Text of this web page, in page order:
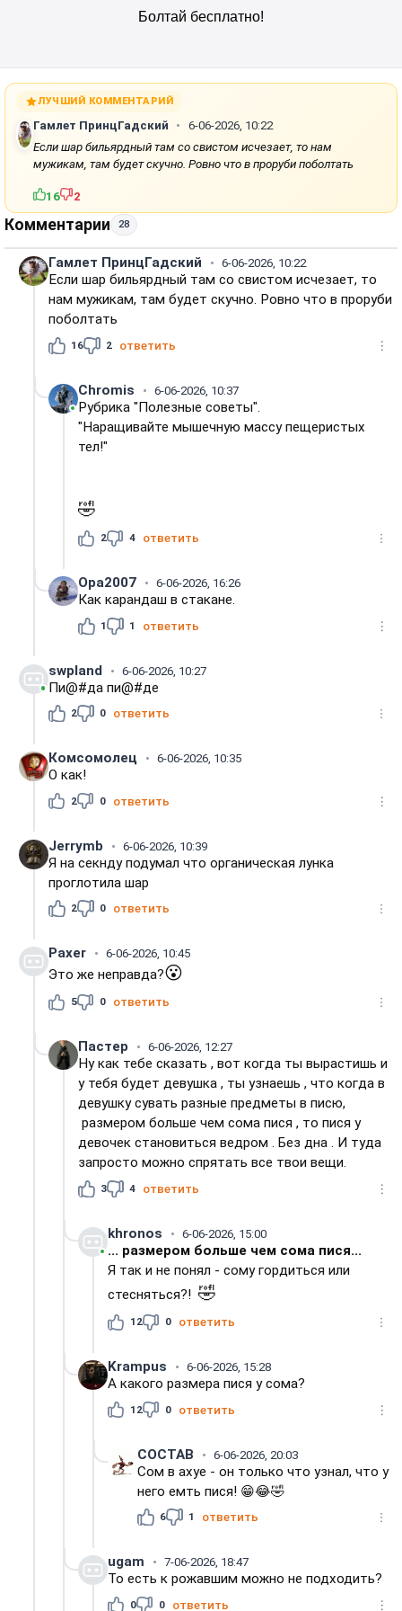
ЛУЧШИЙ КОММЕНТАРИЙ
Гамлет ПринцГадский
6-06-2026, 10:22
Если шар бильярдный там со свистом исчезает, то нам
мужикам, там будет скучно. Ровно что в проруби поболтать
16 2
Комментарии 28
Гамлет ПринцГадский 6-06-2026, 10:22
Если шар бильярдный там со свистом исчезает, то
нам мужикам, там будет скучно. Ровно что в проруби
поболтать
16 2 ответить
Chromis 6-06-2026, 10:37
Рубрика "Полезные советы".
"Наращивайте мышечную массу пещеристых
тел!"
🤣
2 4 ответить
Opa2007 6-06-2026, 16:26
Как карандаш в стакане.
1 1 ответить
swpland 6-06-2026, 10:27
Пи@#да пи@#де
2 0 ответить
Комсомолец 6-06-2026, 10:35
О как!
2 0 ответить
Jerrymb 6-06-2026, 10:39
Я на секнду подумал что органическая лунка
проглотила шар
2 0 ответить
Paxer 6-06-2026, 10:45
Это же неправда?😮
5 0 ответить
Пастер 6-06-2026, 12:27
Ну как тебе сказать , вот когда ты вырастишь и
у тебя будет девушка , ты узнаешь , что когда в
девушку сувать разные предметы в писю,
размером больше чем сома пися , то пися у
девочек становиться ведром . Без дна . И туда
запросто можно спрятать все твои вещи.
3 4 ответить
khronos 6-06-2026, 15:00
... размером больше чем сома пися...
Я так и не понял - сому гордиться или
стесняться?!🤣
12 0 ответить
Krampus 6-06-2026, 15:28
А какого размера пися у сома?
12 0 ответить
COCTAB 6-06-2026, 20:03
Сом в axye - oн только что узнал, что у
него емть пися! 😁😂🤣
6 1 ответить
ugam 7-06-2026, 18:47
То есть к рожавшим можно не подходить?
0 0 ответить